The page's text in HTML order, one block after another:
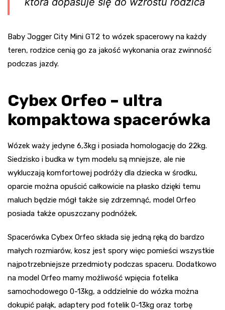
Baby Jogger City Mini GT2 to wózek spacerowy na każdy
teren, rodzice cenią go za jakość wykonania oraz zwinność
podczas jazdy.
Cybex Orfeo – ultra
kompaktowa spacerówka
Wózek waży jedyne 6,3kg i posiada homologację do 22kg.
Siedzisko i budka w tym modelu są mniejsze, ale nie
wykluczają komfortowej podróży dla dziecka w środku,
oparcie można opuścić całkowicie na płasko dzięki temu
maluch będzie mógł także się zdrzemnąć, model Orfeo
posiada także opuszczany podnóżek.
Spacerówka Cybex Orfeo składa się jedną ręką do bardzo
małych rozmiarów, kosz jest spory więc pomieści wszystkie
najpotrzebniejsze przedmioty podczas spaceru. Dodatkowo
na model Orfeo mamy możliwość wpięcia fotelika
samochodowego 0-13kg, a oddzielnie do wózka można
dokupić pałąk, adaptery pod fotelik 0-13kg oraz torbę